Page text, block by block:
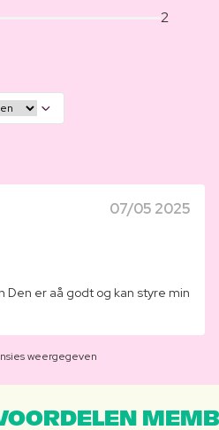
2
07/05 2025
Den er aå godt og kan styre min
weergegeven